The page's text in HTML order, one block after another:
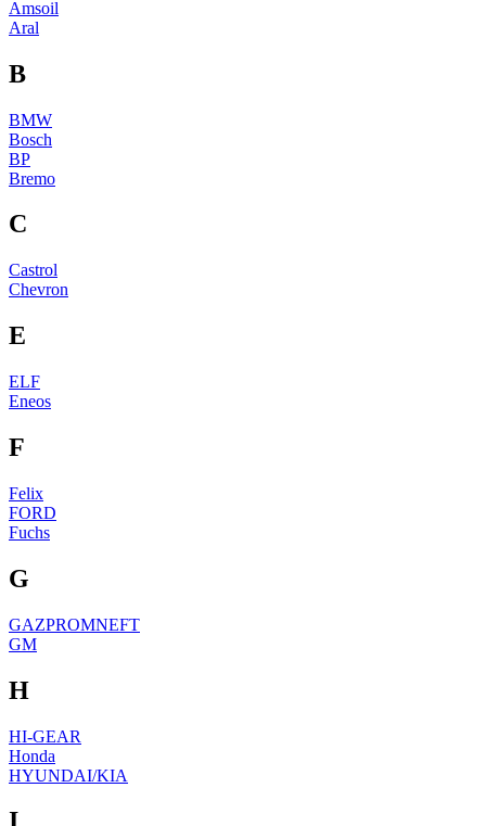
Amsoil
Aral
B
BMW
Bosch
BP
Bremo
C
Castrol
Chevron
E
ELF
Eneos
F
Felix
FORD
Fuchs
G
GAZPROMNEFT
GM
H
HI-GEAR
Honda
HYUNDAI/KIA